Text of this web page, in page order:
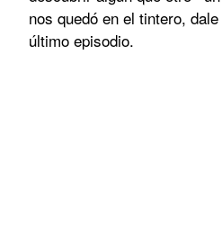
nos quedó en el tintero,
último episodio.